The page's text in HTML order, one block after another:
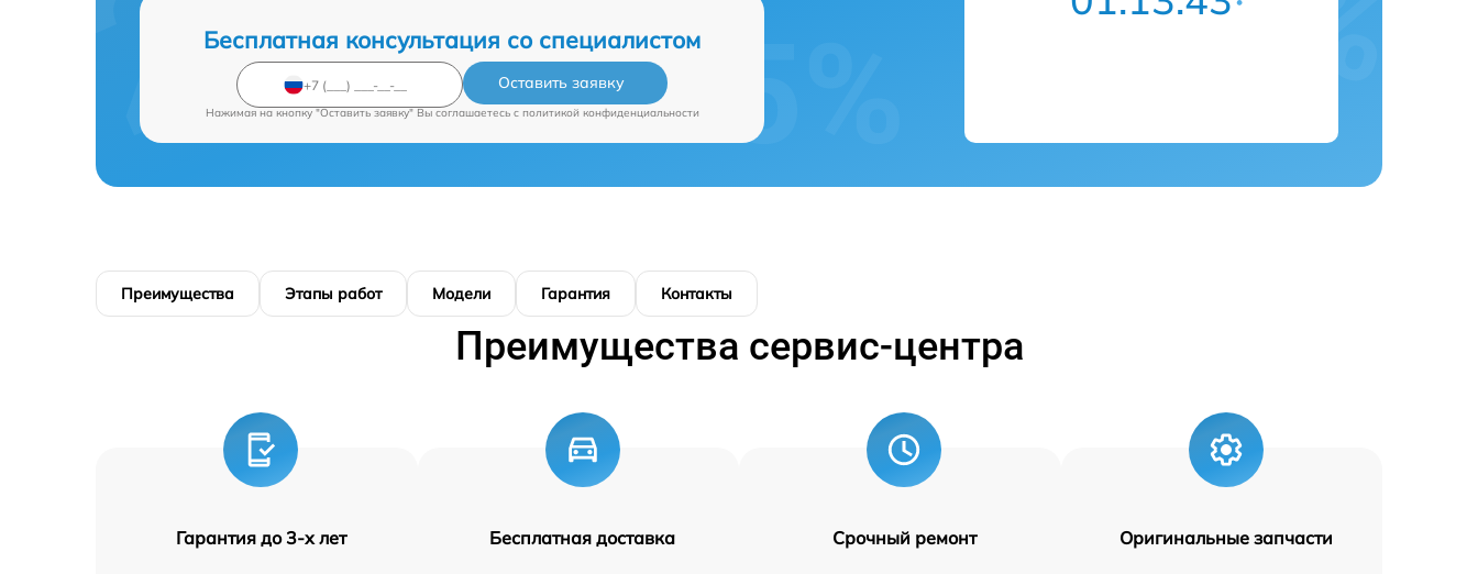
Бесплатная консультация со специалистом
Оставить заявку
Нажимая на кнопку "Оставить заявку" Вы соглашаетесь c политикой конфиденциальности
Преимущества Этапы работ Модели Гарантия Контакты
Преимущества сервис-центра
Гарантия до 3-х лет Бесплатная доставка Срочный ремонт Оригинальные запчасти